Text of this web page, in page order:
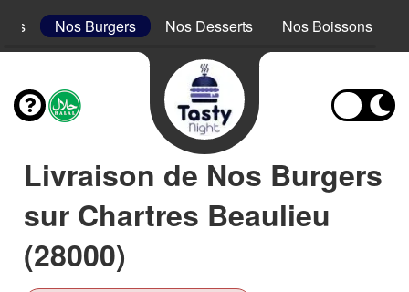
Nos Burgers Nos Desserts Nos Boissons
Livraison de Nos Burgers
sur Chartres Beaulieu
(28000)